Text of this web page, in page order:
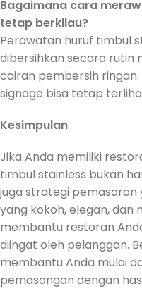
Bagaimana cara
tetap berkilau?
Perawatan huruf timbul
dibersihkan secara rutin
cairan pembersih
signage bisa tetap
Kesimpulan
Jika Anda memiliki
timbul stainless bukan
juga strategi pemasaran
yang kokoh, elegan, dan
membantu restoran
diingat oleh pelanggan.
membantu Anda mulai
pemasangan dengan